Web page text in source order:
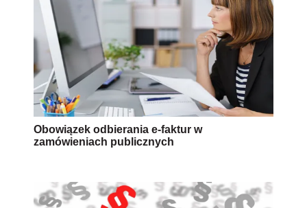
Obowiązek odbierania e-faktur w
zamówieniach publicznych